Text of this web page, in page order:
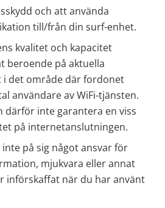
och att använda
till/från din surf-enhet.
kvalitet och kapacitet
beroende på aktuella
i det område där fordonet
användare av WiFi-tjänsten.
därför inte garantera en viss
på internetanslutningen.
på sig något ansvar för
mjukvara eller annat
införskaffat när du har använt